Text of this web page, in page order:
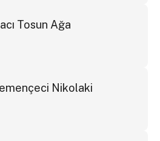
Tosun Ağa
Nikolaki